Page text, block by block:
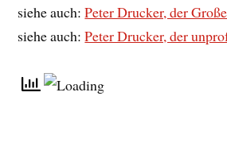
siehe auch:Peter Drucker, der Große
siehe auch:Peter Drucker, der